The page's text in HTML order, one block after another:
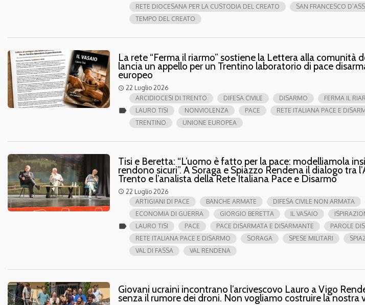
RETE DIOCESANA PER LA CUSTODIA DEL CREATO
SAN FRANCESCO
TEMPO DEL CREATO
La rete “Ferma il riarmo” sostiene la Lettera alla comunità
lancia un appello per un Trentino laboratorio di pace
europeo
access_time 22 Luglio 2026
label
ARCIDIOCESI DI TRENTO DIFESA CIVILE DISARMO FERMA IL
LAURO TISI
NONVIOLENZA PACE RETE ITALIANA PACE E
TRENTINO
UNIONE EUROPEA
Tisi e Beretta: “L’uomo è fatto per la pace: modelliamola
rendono sicuri”. A Soraga e Spiazzo Rendena il dialogo tra
Trento e l’analista della Rete Italiana Pace e Disarmo
access_time 22 Luglio 2026
label
ARTIGIANI DI PACE BANCHE ARMATE DIFESA CIVILE NON ARMATA
ECONOMIA DI GUERRA
GIORGIO BERETTA IL VASAIO
LAURO TISI
PACE PACE DISARMATA E DISARMANTE
PAROLE
RETE ITALIANA PACE E DISARMO
SORAGA SPESE MILITARI
VAL DI FASSA
VAL RENDENA
Giovani ucraini incontrano l’arcivescovo Lauro a Vigo
senza il rumore dei droni. Non vogliamo costruire la nostra